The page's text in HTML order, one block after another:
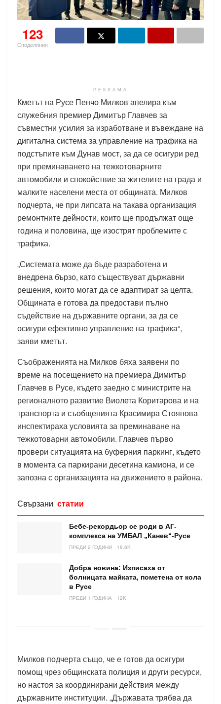
123
Споделяния
РЕКЛАМА
Кметът на Русе Пенчо Милков апелира към
служебния премиер Димитър Главчев за
съвместни усилия за изработване и въвеждане на
дигитална система за управление на трафика на
подстъпите към Дунав мост, за да се осигури ред
при преминаването на тежкотоварните
автомобили и спокойствие за жителите на града и
малките населени места от общината. Милков
подчерта, че при липсата на такава организация
ремонтните дейности, които ще продължат още
година и половина, ще изострят проблемите с
трафика.
„Системата може да бъде разработена и
внедрена бързо, като съществуват държавни
решения, които могат да се адаптират за целта.
Общината е готова да предостави пълно
съдействие на държавните органи, за да се
осигури ефективно управление на трафика“,
заяви кметът.
Съображенията на Милков бяха заявени по
време на посещението на премиера Димитър
Главчев в Русе, където заедно с министрите на
регионалното развитие Виолета Коритарова и на
транспорта и съобщенията Красимира Стоянова
инспектираха условията за преминаване на
тежкотоварни автомобили. Главчев първо
провери ситуацията на буферния паркинг, където
в момента са паркирани десетина камиона, и се
запозна с организацията на движението в района.
Свързани статии
Бебе-рекордьор се роди в АГ-
комплекса на УМБАЛ „Канев“-Русе
ПРЕДИ 2 ГОДИНИ 18.6K
Добра новина: Изписаха от
болницата майката, пометена от кола
в Русе
ПРЕДИ 1 ГОДИНА 12K
Милков подчерта също, че е готов да осигури
помощ чрез общинската полиция и други ресурси,
но настоя за координирани действия между
държавните институции. „Държавата трябва да